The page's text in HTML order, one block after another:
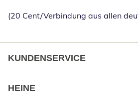
(20 Cent/Verbindung aus allen
KUNDENSERVICE
HEINE